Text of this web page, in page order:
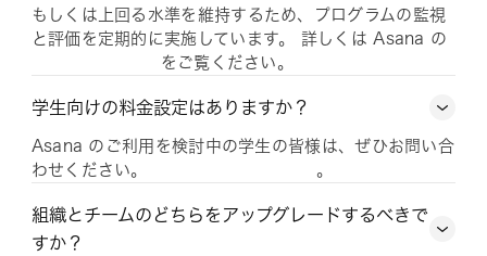
もしくは上回る水準を維持するため、プログラムの監視
と評価を定期的に実施しています。 詳しくは Asana の
をご覧ください。
学生向けの料金設定はありますか？
Asana のご利用を検討中の学生の皆様は、ぜひお問い合
わせください。
。
組織とチームのどちらをアップグレードするべきで
すか？